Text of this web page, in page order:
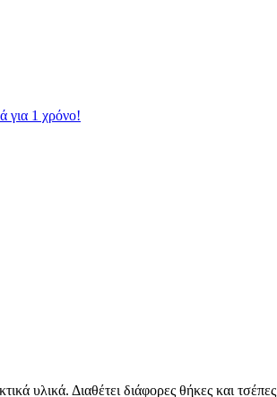
για 1 χρόνο!
υλικά. Διαθέτει διάφορες θήκες και